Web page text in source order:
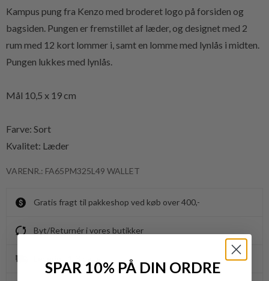
Kampus pung fra Kenzo med broderet logo på forsiden og
bagsiden. Pungen er fremstillet af læder, og designet med 2
rum med 12 kort lommer i, samt en lomme med lynlås i midten.
Pungen lukkes med lynlås.
Mål 10,5 x 19 cm
Farve: Sort
Kvalitet: Læder
VARENR.: FA65PM325L49 WALLET
Gratis fragt til pakkeshop ved køb over 400,-
Byt/Returnér i vores butikker
SPAR 10% PÅ DIN ORDRE